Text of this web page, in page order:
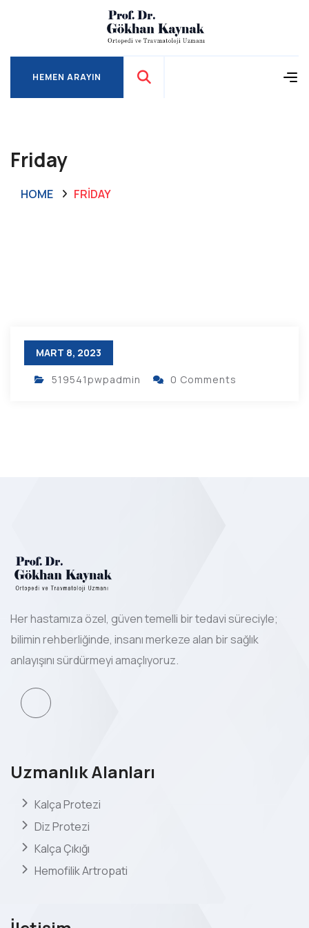
HEMEN ARAYIN
Friday
HOME FRIDAY
MART 8, 2023
519541pwpadmin 0 Comments
Her hastamıza özel, güven temelli bir tedavi süreciyle;
bilimin rehberliğinde, insanı merkeze alan bir sağlık
anlayışını sürdürmeyi amaçlıyoruz.
Uzmanlık Alanları
Kalça Protezi
Diz Protezi
Kalça Çıkığı
Hemofilik Artropati